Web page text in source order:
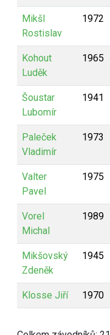
Mikšl
Rostislav
1972
Kohout
Luděk
1965
Šoustar
Lubomír
1941
Paleček
Vladimír
1973
Valter
Pavel
1975
Vorel
Michal
1989
Mikšovský
Zdeněk
1945
Klosse Jiří 1970